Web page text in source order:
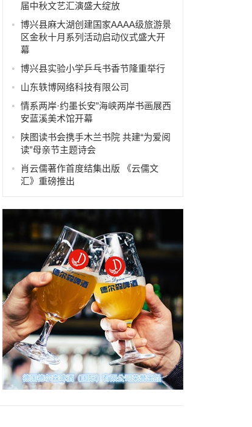
届中秋文艺汇演盛大绽放
博兴县麻大湖创建国家AAAA级旅游景
区金秋十月系列活动启动仪式盛大开
幕
博兴县实验小学乒乓书香节隆重举行
山东轶博网络科技有限公司
情系两岸·约墨长安”海峡两岸书画展西
安蓝溪美术馆开幕
陕图读书会携手木兰书院 共建“为爱阅
读”母亲节主题诗会
肖云儒著作首度结集出版 《云儒文
汇》重磅推出